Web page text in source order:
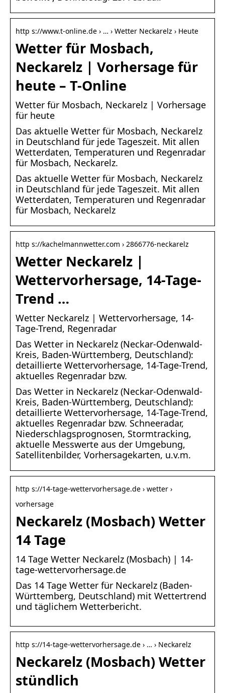
http s://www.t-online.de › … › Wetter Neckarelz › Heute
Wetter für Mosbach,
Neckarelz | Vorhersage für
heute – T-Online
Wetter für Mosbach, Neckarelz | Vorhersage
für heute
Das aktuelle Wetter für Mosbach, Neckarelz
in Deutschland für jede Tageszeit. Mit allen
Wetterdaten, Temperaturen und Regenradar
für Mosbach, Neckarelz.
Das aktuelle Wetter für Mosbach, Neckarelz
in Deutschland für jede Tageszeit. Mit allen
Wetterdaten, Temperaturen und Regenradar
für Mosbach, Neckarelz
http s://kachelmannwetter.com › 2866776-neckarelz
Wetter Neckarelz |
Wettervorhersage, 14-Tage-
Trend …
Wetter Neckarelz | Wettervorhersage, 14-
Tage-Trend, Regenradar
Das Wetter in Neckarelz (Neckar-Odenwald-
Kreis, Baden-Württemberg, Deutschland):
detaillierte Wettervorhersage, 14-Tage-Trend,
aktuelles Regenradar bzw.
Das Wetter in Neckarelz (Neckar-Odenwald-
Kreis, Baden-Württemberg, Deutschland):
detaillierte Wettervorhersage, 14-Tage-Trend,
aktuelles Regenradar bzw. Schneeradar,
Niederschlagsprognosen, Stormtracking,
aktuelle Messwerte aus der Umgebung,
Satellitenbilder, Vorhersagekarten, u.v.m.
http s://14-tage-wettervorhersage.de › wetter ›
vorhersage
Neckarelz (Mosbach) Wetter
14 Tage
14 Tage Wetter Neckarelz (Mosbach) | 14-
tage-wettervorhersage.de
Das 14 Tage Wetter für Neckarelz (Baden-
Württemberg, Deutschland) mit Wettertrend
und täglichem Wetterbericht.
http s://14-tage-wettervorhersage.de › … › Neckarelz
Neckarelz (Mosbach) Wetter
stündlich